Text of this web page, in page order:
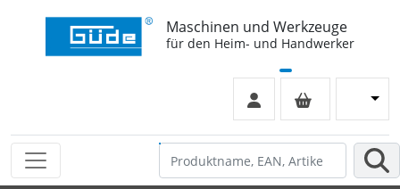
Maschinen und Werkzeuge
für den Heim- und Handwerker